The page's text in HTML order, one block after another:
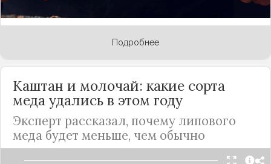
Подробнее
Каштан и молочай: какие сорта
меда удались в этом году
Эксперт рассказал, почему липового
меда будет меньше, чем обычно